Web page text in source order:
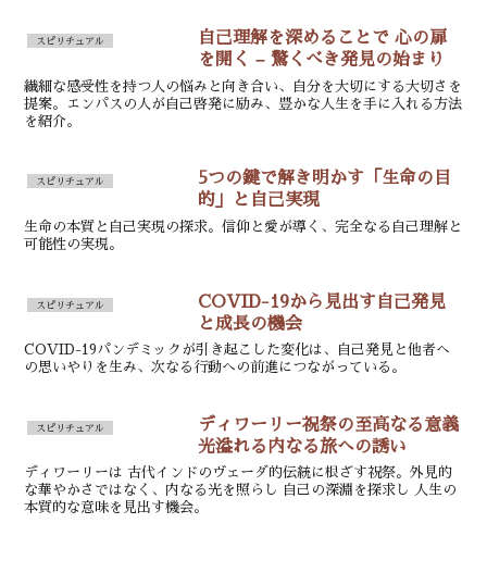
スピリチュアル
自己理解を深めることで 心の扉
を開く – 驚くべき発見の始まり
繊細な感受性を持つ人の悩みと向き合い、自分を大切にする大切さを
提案。エンパスの人が自己啓発に励み、豊かな人生を手に入れる方法
を紹介。
スピリチュアル
5つの鍵で解き明かす「生命の目
的」と自己実現
生命の本質と自己実現の探求。信仰と愛が導く、完全なる自己理解と
可能性の実現。
スピリチュアル
COVID-19から見出す自己発見
と成長の機会
COVID-19パンデミックが引き起こした変化は、自己発見と他者へ
の思いやりを生み、次なる行動への前進につながっている。
スピリチュアル
ディワーリー祝祭の至高なる意義
光溢れる内なる旅への誘い
ディワーリーは 古代インドのヴェーダ的伝統に根ざす祝祭。外見的
な華やかさではなく、内なる光を照らし 自己の深淵を探求し 人生の
本質的な意味を見出す機会。